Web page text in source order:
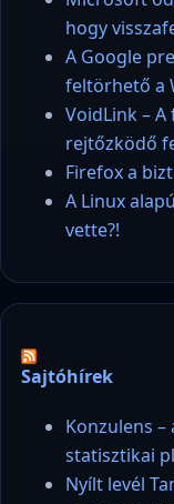
hogy
A Google
feltörhető a
VoidLink –
rejtőzködő
Firefox a
A Linux
vette?!
Sajtóhírek
Konzulens
statisztikai
Nyílt levél